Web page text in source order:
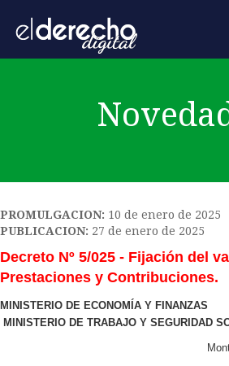
PROMULGACION: 10 de enero de 2025
PUBLICACION: 27 de enero de 2025
Decreto Nº 5/025 - Fijación del
Prestaciones y Contribuciones.
MINISTERIO DE ECONOMÍA Y FINANZAS
MINISTERIO DE TRABAJO Y SEGURIDAD